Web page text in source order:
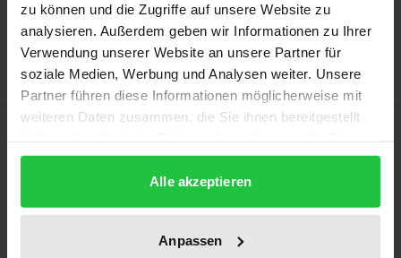
zu können und die Zugriffe auf unsere Website zu
analysieren. Außerdem geben wir Informationen zu Ihrer
Verwendung unserer Website an unsere Partner für
soziale Medien, Werbung und Analysen weiter. Unsere
Partner führen diese Informationen möglicherweise mit
weiteren Daten zusammen, die Sie ihnen bereitgestellt
gesammelt haben.
Alle akzeptieren
Anpassen
Add to Wish List
Delivery cost notice
Description
In this study, the author discusses statutory liability
limitations for honorary activities. He comes to the
conclusion that the rights granted in this respect